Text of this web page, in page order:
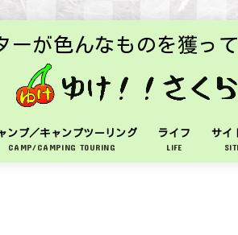
ーが色んなものを獲っ
ンプ／キャンプツーリング
CAMP/CAMPING TOURING
ライフ
LIFE
サイ